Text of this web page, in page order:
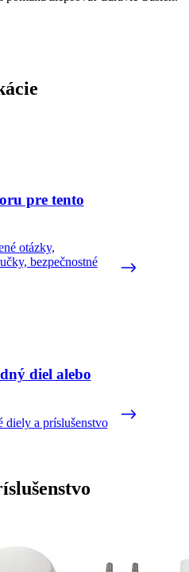
pre tento
otázky,
bezpečnostné
diel alebo
diely a príslušenstvo